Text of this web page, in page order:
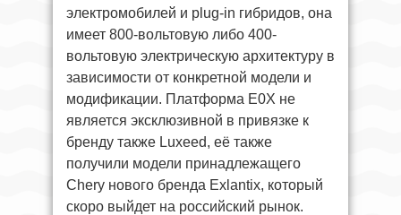
электромобилей и plug-in гибридов, она
имеет 800-вольтовую либо 400-
вольтовую электрическую архитектуру в
зависимости от конкретной модели и
модификации. Платформа E0X не
является эксклюзивной в привязке к
бренду также Luxeed, её также
получили модели принадлежащего
Chery нового бренда Exlantix, который
скоро выйдет на российский рынок.